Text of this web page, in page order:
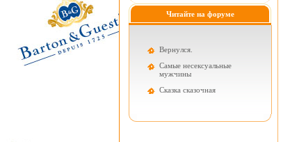
Читайте на форуме
Вернулся.
Самые несексуальные
мужчины
Cказка сказочная